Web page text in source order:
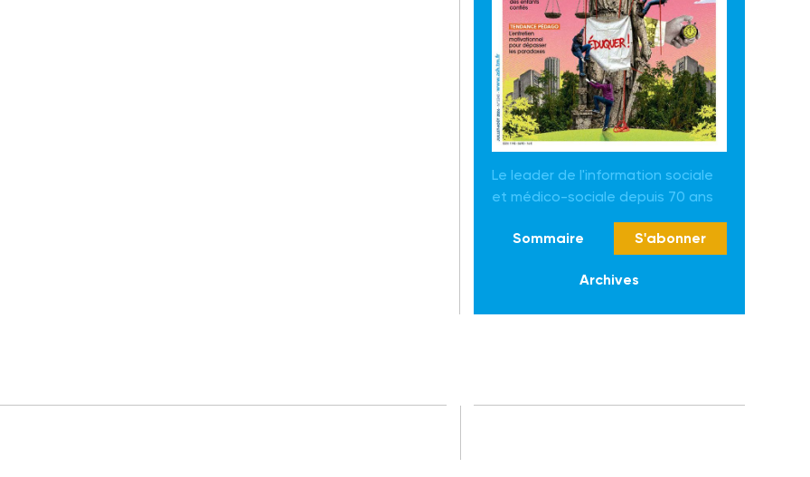
Le leader de l'information sociale
et médico-sociale depuis 70 ans
Sommaire S'abonner
Archives